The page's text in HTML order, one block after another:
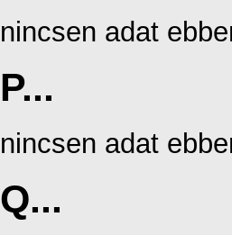
nincsen adat
P...
nincsen adat
Q...